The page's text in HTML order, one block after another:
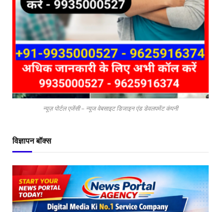
न्यूज़ पोर्टल एजेंसी – न्यूज वेबसाइट डिजाइन एंड डेवलपमेंट कंपनी
विज्ञापन बॉक्स